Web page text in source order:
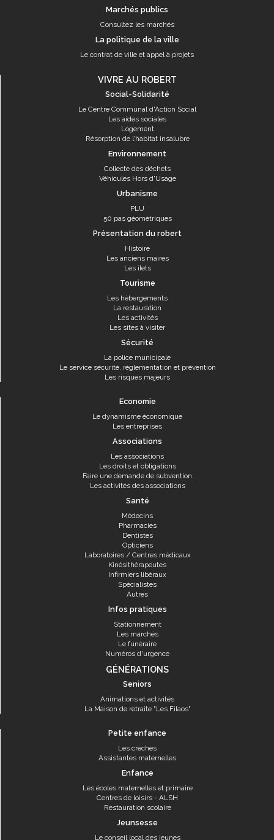
Marchés publics
Consultez les marchés
La politique de la ville
Le contrat de ville et appel à projets
VIVRE AU ROBERT
Social-Solidarité
Le Centre Communal d'Action Social
Les aides sociales
Logement
Résorption de l’habitat insalubre
Environnement
Collecte des déchets
Véhicules Hors d'Usage
Urbanisme
PLU
50 pas géométriques
Présentation du robert
Histoire
Les anciens maires
Les îlets
Tourisme
Les hébergements
La restauration
Les activités
Les sites à visiter
Sécurité
La police municipale
Le service sécurité, réglementation et prévention
Les risques majeurs
Economie
Le dynamisme économique
Les entreprises
Associations
Les associations
Les droits et obligations
Faire une demande de subvention
Les activités des associations
Santé
Médecins
Pharmacies
Dentistes
Opticiens
Laboratoires / Centres médicaux
Kinésithérapeutes
Infirmiers libéraux
Spécialistes
Autres
Infos pratiques
Stationnement
Les marchés
Le funéraire
Numéros d'urgence
GÉNÉRATIONS
Seniors
Animations et activités
La Maison de retraite "Les Filaos"
Petite enfance
Les crèches
Assistantes maternelles
Enfance
Les écoles maternelles et primaire
Centres de loisirs - ALSH
Restauration scolaire
Jeunsesse
Le conseil local des jeunes